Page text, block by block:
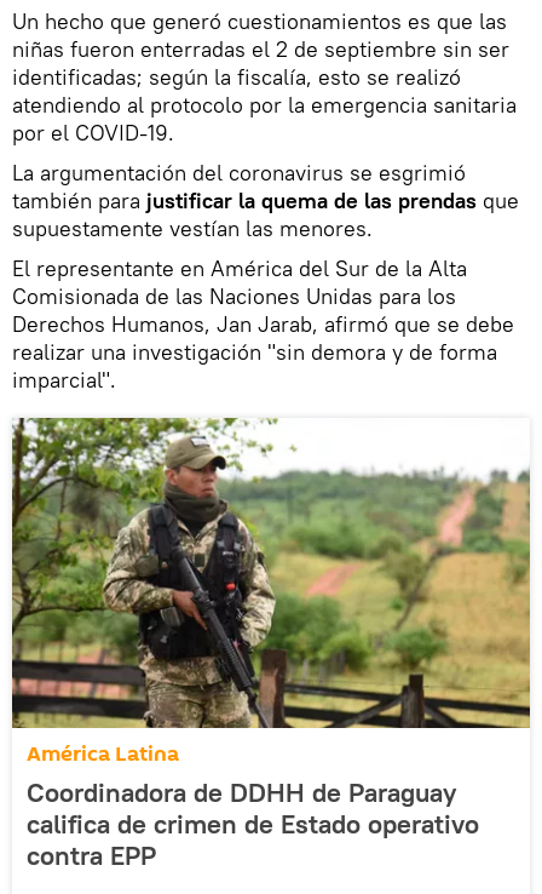
Un hecho que generó cuestionamientos es que las
niñas fueron enterradas el 2 de septiembre sin ser
identificadas; según la fiscalía, esto se realizó
atendiendo al protocolo por la emergencia sanitaria
por el COVID-19.
La argumentación del coronavirus se esgrimió
también para justificar la quema de las prendas que
supuestamente vestían las menores.
El representante en América del Sur de la Alta
Comisionada de las Naciones Unidas para los
Derechos Humanos, Jan Jarab, afirmó que se debe
realizar una investigación "sin demora y de forma
imparcial".
América Latina
Coordinadora de DDHH de Paraguay
califica de crimen de Estado operativo
contra EPP